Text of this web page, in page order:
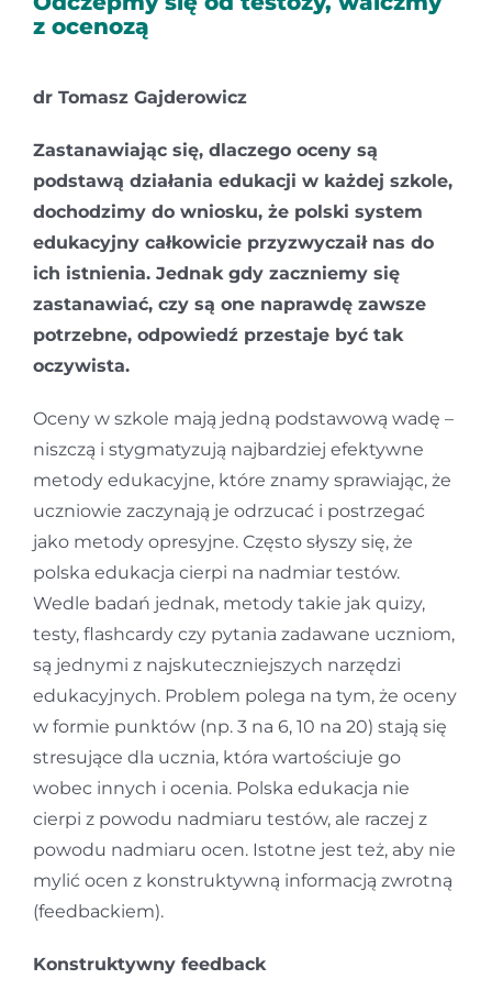
z ocenozą
dr Tomasz Gajderowicz
Zastanawiając się, dlaczego oceny są
podstawą działania edukacji w każdej szkole,
dochodzimy do wniosku, że polski system
edukacyjny całkowicie przyzwyczaił nas do
ich istnienia. Jednak gdy zaczniemy się
zastanawiać, czy są one naprawdę zawsze
potrzebne, odpowiedź przestaje być tak
oczywista.
Oceny w szkole mają jedną podstawową wadę –
niszczą i stygmatyzują najbardziej efektywne
metody edukacyjne, które znamy sprawiając, że
uczniowie zaczynają je odrzucać i postrzegać
jako metody opresyjne. Często słyszy się, że
polska edukacja cierpi na nadmiar testów.
Wedle badań jednak, metody takie jak quizy,
testy, flashcardy czy pytania zadawane uczniom,
są jednymi z najskuteczniejszych narzędzi
edukacyjnych. Problem polega na tym, że oceny
w formie punktów (np. 3 na 6, 10 na 20) stają się
stresujące dla ucznia, która wartościuje go
wobec innych i ocenia. Polska edukacja nie
cierpi z powodu nadmiaru testów, ale raczej z
powodu nadmiaru ocen. Istotne jest też, aby nie
mylić ocen z konstruktywną informacją zwrotną
(feedbackiem).
Konstruktywny feedback